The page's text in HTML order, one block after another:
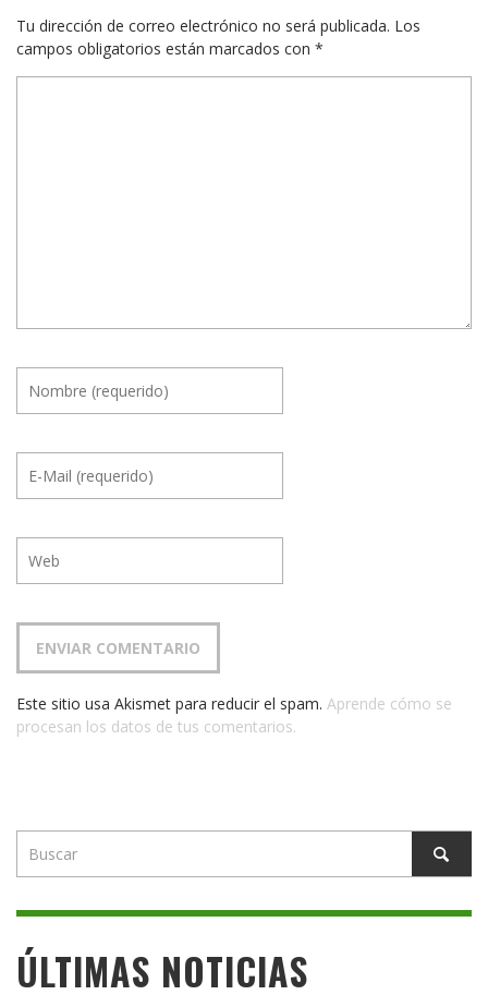
Tu dirección de correo electrónico no será publicada. Los
campos obligatorios están marcados con *
Este sitio usa Akismet para reducir el spam. Aprende cómo se
procesan los datos de tus comentarios.
ÚLTIMAS NOTICIAS